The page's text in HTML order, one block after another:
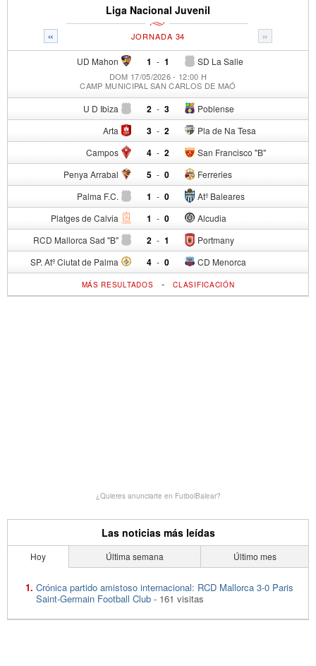
Liga Nacional Juvenil
« »
JORNADA 34
UD Mahon 1 - SD La Salle
1
DOM 17/05/2026 - 12:00 H
CAMP MUNICIPAL SAN CARLOS DE MAÓ
U D Ibiza 2 - Poblense
3
Arta 3 - Pla de Na Tesa
2
Campos 4 - San Francisco "B"
2
Penya Arrabal 5 - Ferreries
0
Palma F.C. 1 - Atº Baleares
0
Platges de Calvia 1 - Alcudia
0
RCD Mallorca Sad "B" 2 - Portmany
1
SP. Atº Ciutat de Palma 4 - CD Menorca
0
MÁS RESULTADOS -CLASIFICACIÓN
¿Quieres anunciarte en FutbolBalear?
Las noticias más leídas
Hoy Última semana Último mes
Crónica partido amistoso internacional: RCD Mallorca 3-0 Paris
Saint-Germain Football Club - 161 visitas